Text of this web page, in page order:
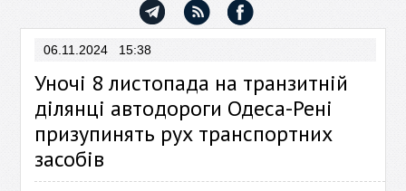
06.11.2024 15:38
Уночі 8 листопада на транзитній
ділянці автодороги Одеса-Рені
призупинять рух транспортних
засобів